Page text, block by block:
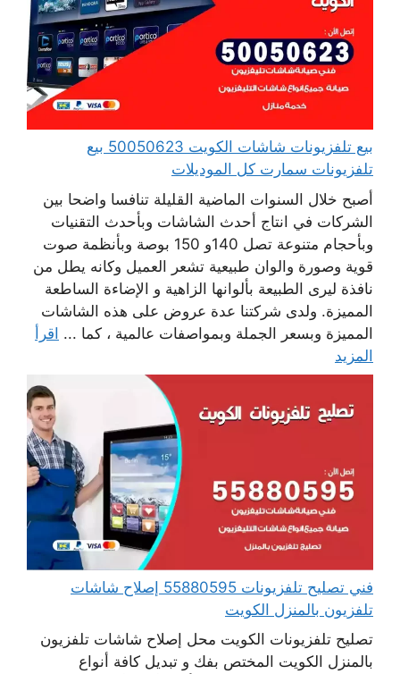
بيع تلفزيونات شاشات الكويت 50050623 بيع
تلفزيونات سمارت كل الموديلات
أصبح خلال السنوات الماضية القليلة تنافسا واضحا بين
الشركات في انتاج أحدث الشاشات وبأحدث التقنيات
وبأحجام متنوعة تصل 140و 150 بوصة وبأنظمة صوت
قوية وصورة والوان طبيعية تشعر العميل وكانه يطل من
نافذة ليرى الطبيعة بألوانها الزاهية و الإضاءة الساطعة
المميزة. ولدى شركتنا عدة عروض على هذه الشاشات
المميزة وبسعر الجملة وبمواصفات عالمية ، كما ... اقرأ
المزيد
فني تصليح تلفزيونات 55880595 إصلاح شاشات
تلفزيون بالمنزل الكويت
تصليح تلفزيونات الكويت محل إصلاح شاشات تلفزيون
بالمنزل الكويت المختص بفك و تبديل كافة أنواع